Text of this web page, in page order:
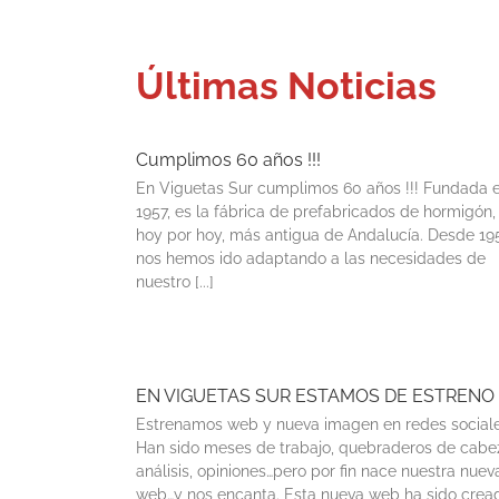
Últimas Noticias
Cumplimos 60 años !!!
En Viguetas Sur cumplimos 60 años !!! Fundada
1957, es la fábrica de prefabricados de hormigón,
hoy por hoy, más antigua de Andalucía. Desde
nos hemos ido adaptando a las necesidades de
nuestro [...]
EN VIGUETAS SUR ESTAMOS DE ESTRENO
Estrenamos web y nueva imagen en redes
Han sido meses de trabajo, quebraderos de
análisis, opiniones…pero por fin nace nuestra
web…y nos encanta. Esta nueva web ha sido